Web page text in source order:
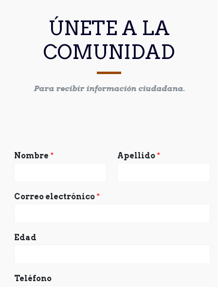
ÚNETE A LA
COMUNIDAD
Para recibir información ciudadana.
Nombre * Apellido *
Correo electrónico *
Edad
Teléfono